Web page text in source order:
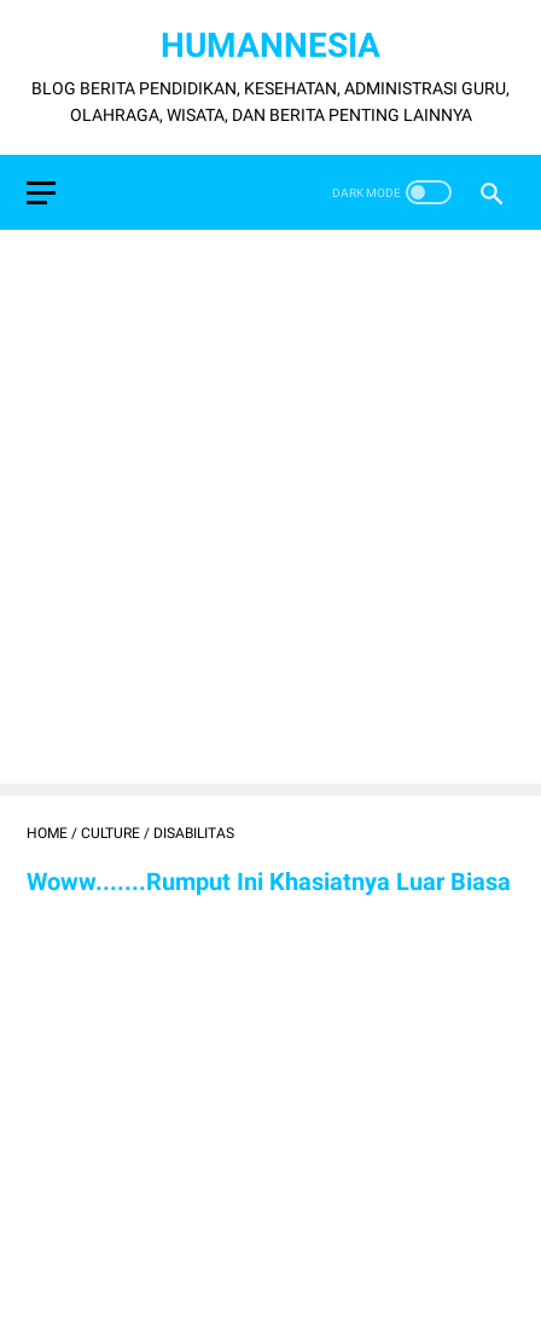
HUMANNESIA
BLOG BERITA PENDIDIKAN, KESEHATAN, ADMINISTRASI GURU,
OLAHRAGA, WISATA, DAN BERITA PENTING LAINNYA
HOME / CULTURE / DISABILITAS
Woww.......Rumput Ini Khasiatnya Luar Biasa